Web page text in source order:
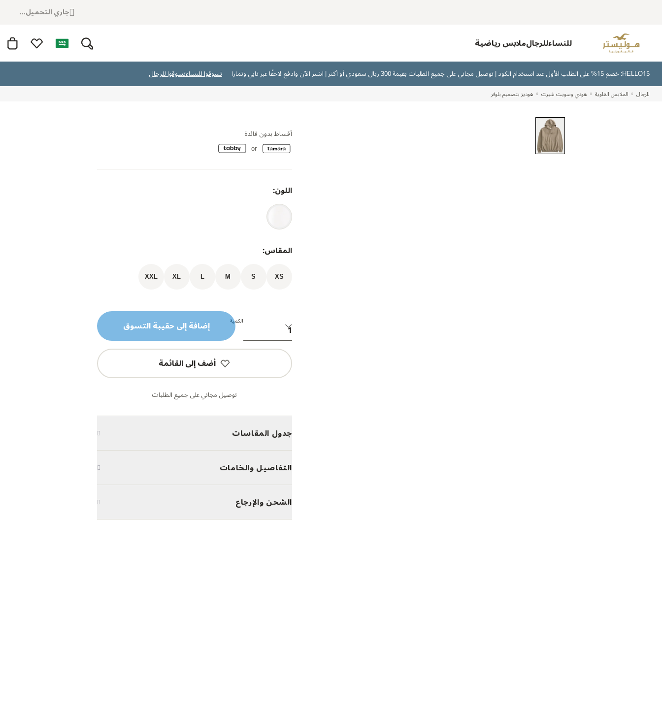
جاري التحميل...
للنساءللرجالملابس رياضية
HELLO15: خصم 15% على الطلب الأول عند استخدام الكود | توصيل مجاني على جميع الطلبات بقيمة 300 ريال سعودي أو أكثر | اشترِ الآن وادفع لاحقًا عبر تابي وتمارا تسوقوا للنساءتسوقوا للرجال
للرجال الملابس العلوية هودي وسويت شيرت هوديز بتصميم بلوفر
أقساط بدون فائدة
اللون:
المقاس:
XS
S
M
L
XL
XXL
الكمية إضافة إلى حقيبة التسوق
أضف إلى القائمة
توصيل مجاني على جميع الطلبات
جدول المقاسات
التفاصيل والخامات
الشحن والإرجاع